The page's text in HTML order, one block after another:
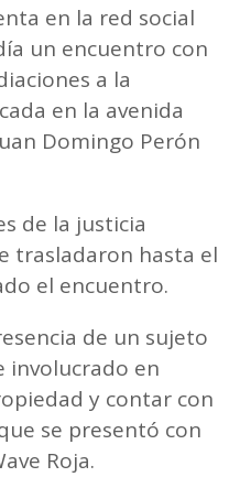
en la red social
un encuentro con
a la
en la avenida
Domingo Perón
de la justicia
trasladaron hasta el
el encuentro.
de un sujeto
involucrado en
y contar con
se presentó con
Roja.